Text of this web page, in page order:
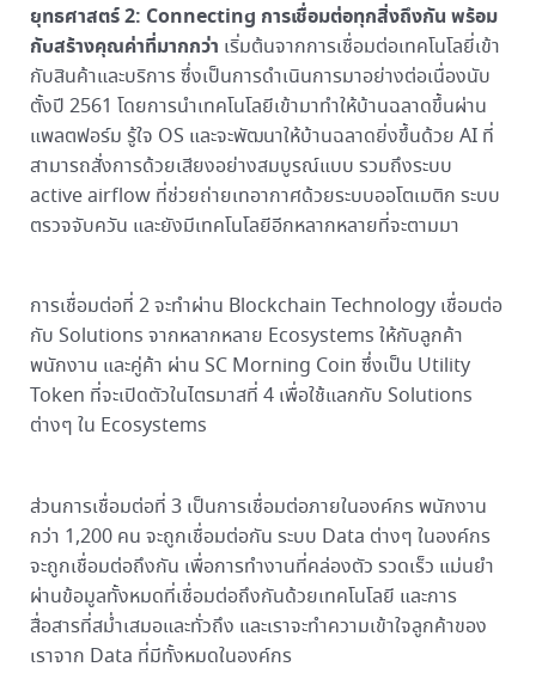
ยุทธศาสตร์ 2: Connecting การเชื่อมต่อทุกสิ่งถึงกัน พร้อม
กับสร้างคุณค่าที่มากกว่า เริ่มต้นจากการเชื่อมต่อเทคโนโลยี่เข้า
กับสินค้าและบริการ ซึ่งเป็นการดำเนินการมาอย่างต่อเนื่องนับ
ตั้งปี 2561 โดยการนำเทคโนโลยีเข้ามาทำให้บ้านฉลาดขึ้นผ่าน
แพลตฟอร์ม รู้ใจ OS และจะพัฒนาให้บ้านฉลาดยิ่งขึ้นด้วย AI ที่
สามารถสั่งการด้วยเสียงอย่างสมบูรณ์แบบ รวมถึงระบบ
active airflow ที่ช่วยถ่ายเทอากาศด้วยระบบออโตเมติก ระบบ
ตรวจจับควัน และยังมีเทคโนโลยีอีกหลากหลายที่จะตามมา
การเชื่อมต่อที่ 2 จะทำผ่าน Blockchain Technology เชื่อมต่อ
กับ Solutions จากหลากหลาย Ecosystems ให้กับลูกค้า
พนักงาน และคู่ค้า ผ่าน SC Morning Coin ซึ่งเป็น Utility
Token ที่จะเปิดตัวในไตรมาสที่ 4 เพื่อใช้แลกกับ Solutions
ต่างๆ ใน Ecosystems
ส่วนการเชื่อมต่อที่ 3 เป็นการเชื่อมต่อภายในองค์กร พนักงาน
กว่า 1,200 คน จะถูกเชื่อมต่อกัน ระบบ Data ต่างๆ ในองค์กร
จะถูกเชื่อมต่อถึงกัน เพื่อการทำงานที่คล่องตัว รวดเร็ว แม่นยำ
ผ่านข้อมูลทั้งหมดที่เชื่อมต่อถึงกันด้วยเทคโนโลยี และการ
สื่อสารที่สม่ำเสมอและทั่วถึง และเราจะทำความเข้าใจลูกค้าของ
เราจาก Data ที่มีทั้งหมดในองค์กร